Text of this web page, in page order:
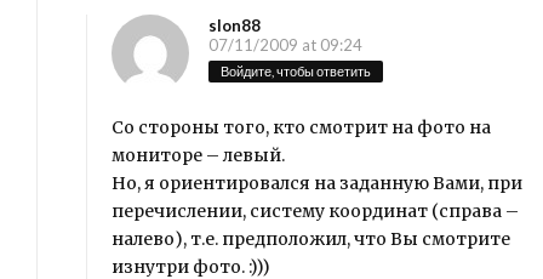
slon88
07/11/2009 at 09:24
Войдите, чтобы ответить
Со стороны того, кто смотрит на фото на
мониторе – левый.
Но, я ориентировался на заданную Вами, при
перечислении, систему координат (справа –
налево), т.е. предположил, что Вы смотрите
изнутри фото. :)))